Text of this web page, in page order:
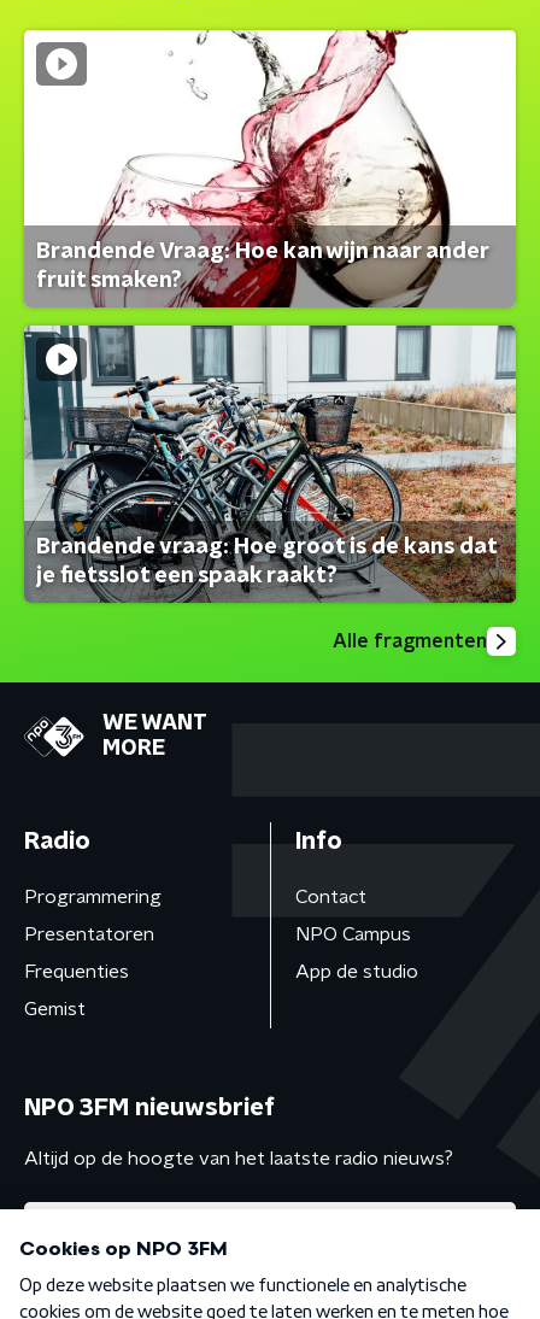
Brandende Vraag: Hoe kan wijn naar ander
fruit smaken?
Brandende vraag: Hoe groot is de kans dat
je fietsslot een spaak raakt?
Alle fragmenten
WE WANT
MORE
Radio
Programmering
Presentatoren
Frequenties
Gemist
Info
Contact
NPO Campus
App de studio
NPO 3FM nieuwsbrief
Altijd op de hoogte van het laatste radio nieuws?